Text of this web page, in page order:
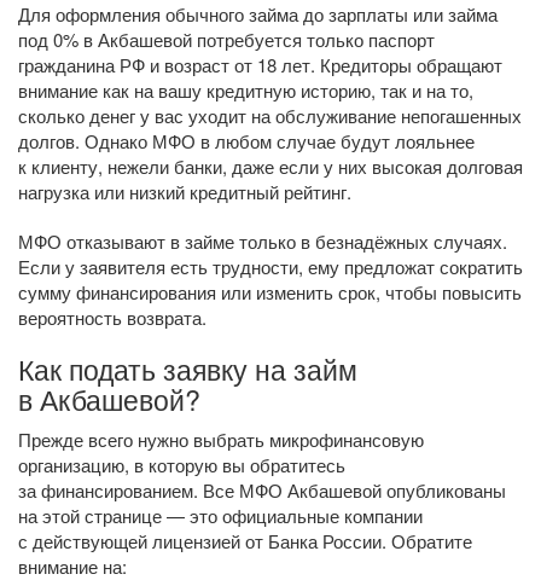
Для оформления обычного займа до зарплаты или займа
под 0% в Акбашевой потребуется только паспорт
гражданина РФ и возраст от 18 лет. Кредиторы обращают
внимание как на вашу кредитную историю, так и на то,
сколько денег у вас уходит на обслуживание непогашенных
долгов. Однако МФО в любом случае будут лояльнее
к клиенту, нежели банки, даже если у них высокая долговая
нагрузка или низкий кредитный рейтинг.
МФО отказывают в займе только в безнадёжных случаях.
Если у заявителя есть трудности, ему предложат сократить
сумму финансирования или изменить срок, чтобы повысить
вероятность возврата.
Как подать заявку на займ
в Акбашевой?
Прежде всего нужно выбрать микрофинансовую
организацию, в которую вы обратитесь
за финансированием. Все МФО Акбашевой опубликованы
на этой странице — это официальные компании
с действующей лицензией от Банка России. Обратите
внимание на: